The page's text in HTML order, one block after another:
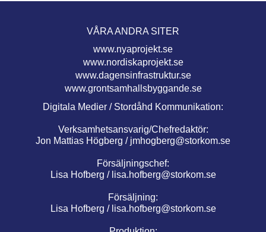
VÅRA ANDRA SITER
www.nyaprojekt.se
www.nordiskaprojekt.se
www.dagensinfrastruktur.se
www.grontsamhallsbyggande.se
Digitala Medier / Stordåhd Kommunikation:
Verksamhetsansvarig/Chefredaktör:
Jon Mattias Högberg / jmhogberg@storkom.se
Försäljningschef:
Lisa Hofberg / lisa.hofberg@storkom.se
Försäljning:
Lisa Hofberg / lisa.hofberg@storkom.se